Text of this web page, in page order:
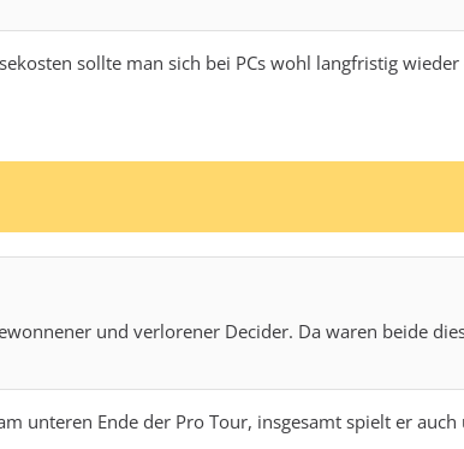
sollte man sich bei PCs wohl langfristig
und verlorener Decider. Da waren beide
unteren Ende der Pro Tour, insgesamt spielt er